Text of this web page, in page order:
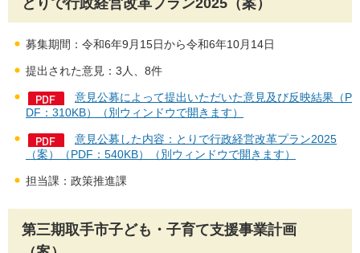
募集期間：令和6年9月15日から令和6年10月14日
提出された意見：3人、8件
意見公募によって提出いただいた意見及び反映結果（P
DF：310KB）（別ウィンドウで開きます）
意見公募した内容：とりで行政経営改革プラン2025
（案）（PDF：540KB）（別ウィンドウで開きます）
担当課：政策推進課
第三期取手市子ども・子育て支援事業計画